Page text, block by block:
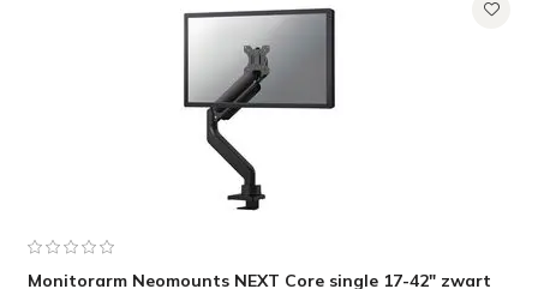
Monitorarm Neomounts NEXT Core single 17-42" zwart